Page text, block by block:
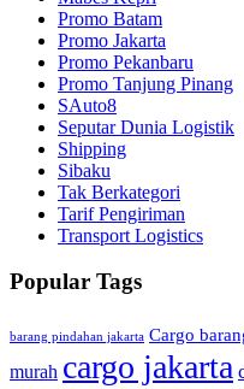
Promo Batam
Promo Jakarta
Promo Pekanbaru
Promo Tanjung Pinang
SAuto8
Seputar Dunia Logistik
Shipping
Sibaku
Tak Berkategori
Tarif Pengiriman
Transport Logistics
Popular Tags
barang pindahan jakarta Cargo
murah cargo jakarta